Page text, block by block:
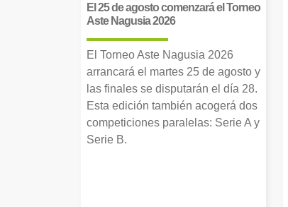
El 25 de agosto comenzará el Torneo
Aste Nagusia 2026
El Torneo Aste Nagusia 2026
arrancará el martes 25 de agosto y
las finales se disputarán el día 28.
Esta edición también acogerá dos
competiciones paralelas: Serie A y
Serie B.